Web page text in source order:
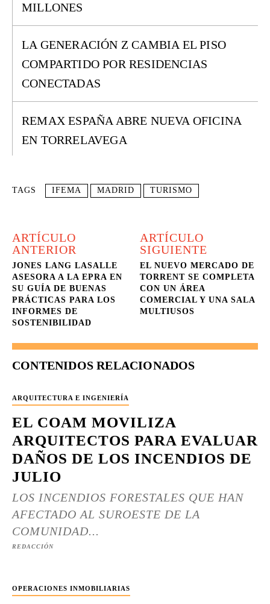
MILLONES
LA GENERACIÓN Z CAMBIA EL PISO
COMPARTIDO POR RESIDENCIAS
CONECTADAS
REMAX ESPAÑA ABRE NUEVA OFICINA
EN TORRELAVEGA
TAGS IFEMA MADRID TURISMO
ARTÍCULO
ANTERIOR
JONES LANG LASALLE
ASESORA A LA EPRA EN
SU GUÍA DE BUENAS
PRÁCTICAS PARA LOS
INFORMES DE
SOSTENIBILIDAD
ARTÍCULO
SIGUIENTE
EL NUEVO MERCADO DE
TORRENT SE COMPLETA
CON UN ÁREA
COMERCIAL Y UNA SALA
MULTIUSOS
CONTENIDOS RELACIONADOS
ARQUITECTURA E INGENIERÍA
EL COAM MOVILIZA
ARQUITECTOS PARA EVALUAR
DAÑOS DE LOS INCENDIOS DE
JULIO
LOS INCENDIOS FORESTALES QUE HAN
AFECTADO AL SUROESTE DE LA
COMUNIDAD...
REDACCIÓN
OPERACIONES INMOBILIARIAS